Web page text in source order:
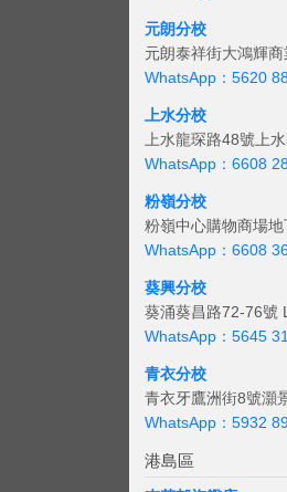
元朗分校
元朗泰祥街大鴻輝
WhatsApp：5620
上水分校
上水龍琛路48號上
WhatsApp：6608
粉嶺分校
粉嶺中心購物商場地
WhatsApp：6608
葵興分校
葵涌葵昌路72-76號
WhatsApp：5645
青衣分校
青衣牙鷹洲街8號灝
WhatsApp：5932
港島區